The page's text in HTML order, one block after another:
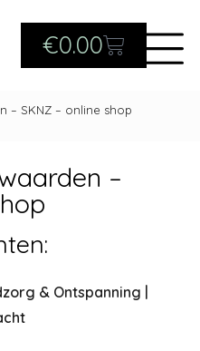
€0.00
– SKNZ – online shop
–
& Ontspanning |